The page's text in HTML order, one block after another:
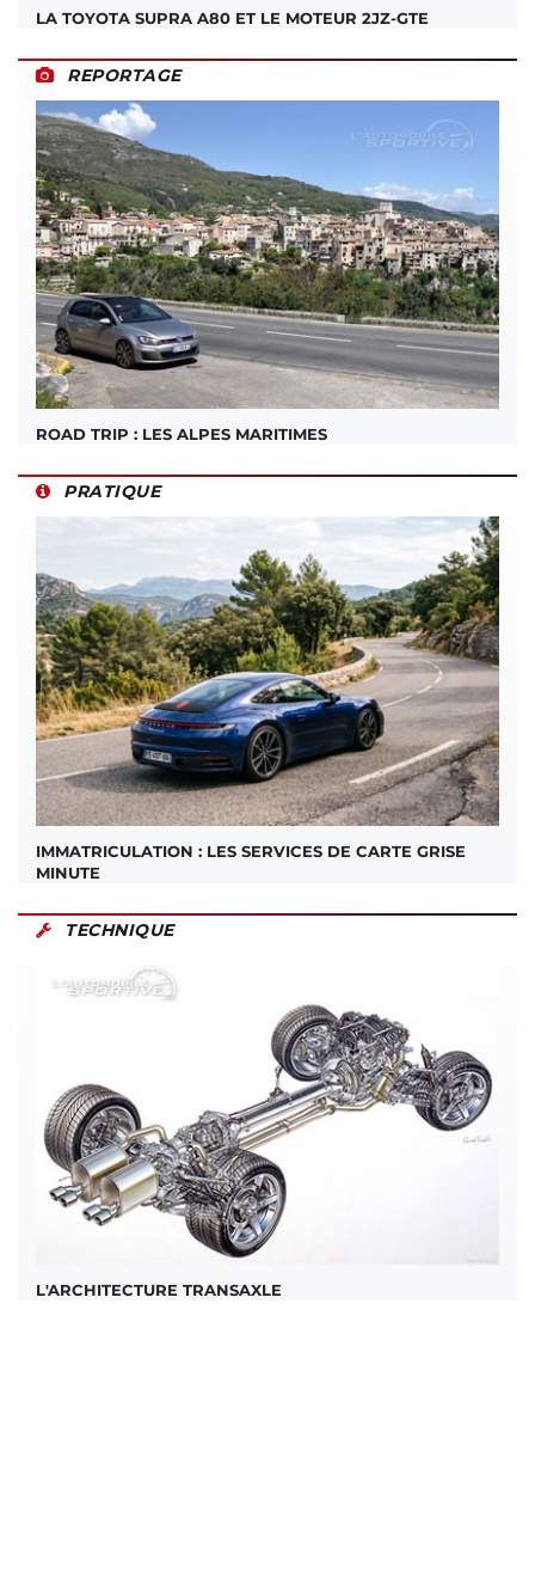
LA TOYOTA SUPRA A80 ET LE MOTEUR 2JZ-GTE
REPORTAGE
ROAD TRIP : LES ALPES MARITIMES
PRATIQUE
IMMATRICULATION : LES SERVICES DE CARTE GRISE
MINUTE
TECHNIQUE
L'ARCHITECTURE TRANSAXLE